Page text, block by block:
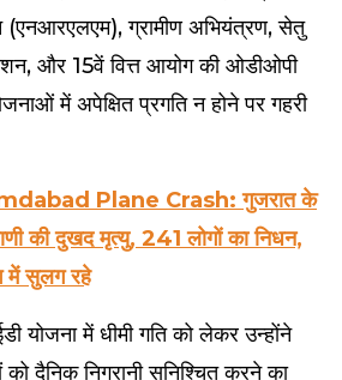
(एनआरएलएम), ग्रामीण अभियंत्रण, सेतु
पेंशन, और 15वें वित्त आयोग की ओडीओपी
में अपेक्षित प्रगति न होने पर गहरी
Plane Crash: गुजरात के
की दुखद मृत्यु, 241 लोगों का निधन,
में सुलग रहे
योजना में धीमी गति को लेकर उन्होंने
दैनिक निगरानी सुनिश्चित करने का